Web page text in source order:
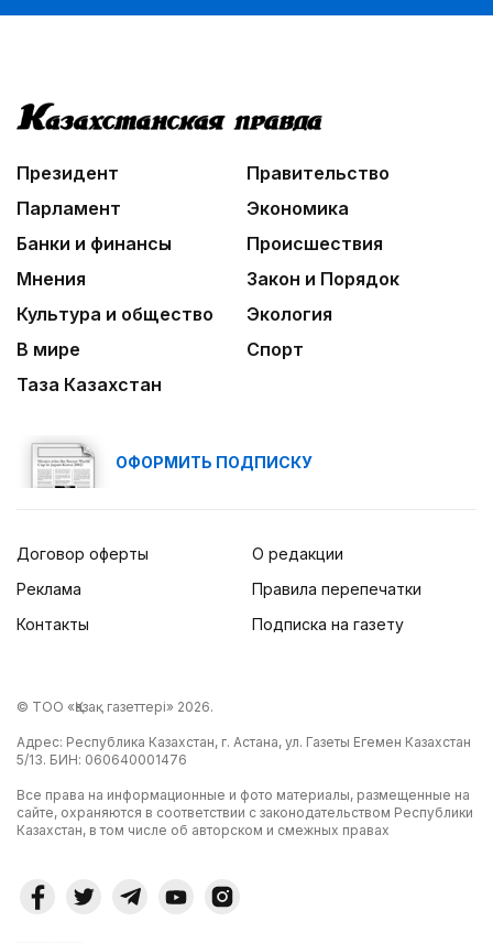
Президент
Правительство
Парламент
Экономика
Банки и финансы
Происшествия
Мнения
Закон и Порядок
Культура и общество
Экология
В мире
Спорт
Таза Казахстан
ОФОРМИТЬ ПОДПИСКУ
Договор оферты
Реклама
Контакты
О редакции
Правила перепечатки
Подписка на газету
© ТОО «Қазақ газеттері» 2026.
Адрес: Республика Казахстан, г. Астана, ул. Газеты Егемен Казахстан
5/13. БИН: 060640001476
Все права на информационные и фото материалы, размещенные на
сайте, охраняются в соответствии с законодательством Республики
Казахстан, в том числе об авторском и смежных правах